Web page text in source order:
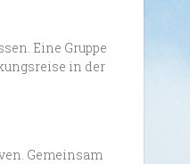
Eine Gruppe
in der
Gemeinsam